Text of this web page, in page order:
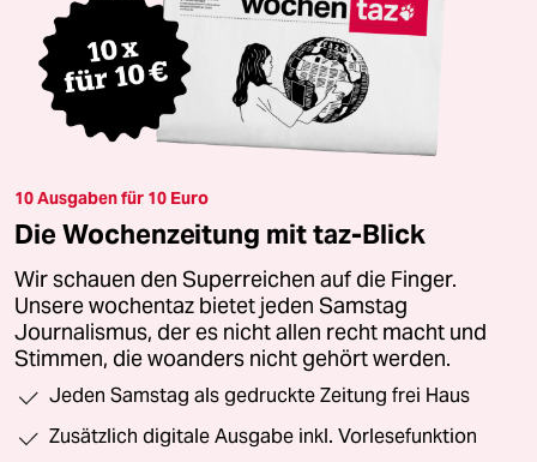
10 Ausgaben für 10 Euro
Die Wochenzeitung mit taz-Blick
Wir schauen den Superreichen auf die Finger.
Unsere wochentaz bietet jeden Samstag
Journalismus, der es nicht allen recht macht und
Stimmen, die woanders nicht gehört werden.
Jeden Samstag als gedruckte Zeitung frei Haus
Zusätzlich digitale Ausgabe inkl. Vorlesefunktion